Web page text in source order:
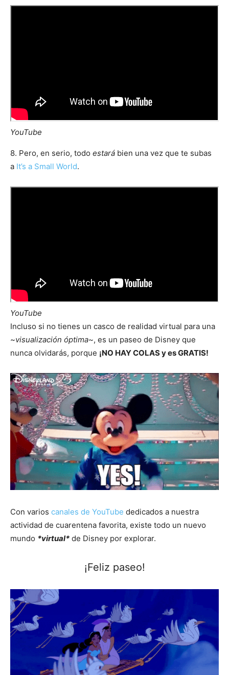
YouTube
8. Pero, en serio, todo estará bien una vez que te subas
a It’s a Small World.
YouTube
Incluso si no tienes un casco de realidad virtual para una
~visualización óptima~, es un paseo de Disney que
nunca olvidarás, porque ¡NO HAY COLAS y es GRATIS!
Con varios canales de YouTube dedicados a nuestra
actividad de cuarentena favorita, existe todo un nuevo
mundo *virtual* de Disney por explorar.
¡Feliz paseo!